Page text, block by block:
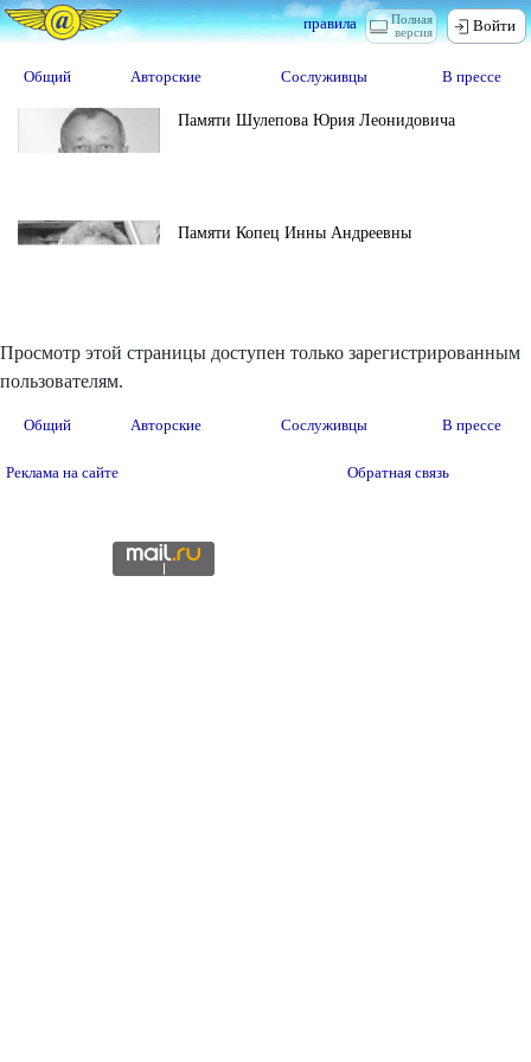
Полная
версия
правила Войти
Общий Авторские Сослуживцы В прессе
Памяти Шулепова Юрия Леонидовича
Памяти Копец Инны Андреевны
Просмотр этой страницы доступен только зарегистрированным
пользователям.
Общий Авторские Сослуживцы В прессе
Реклама на сайте Обратная связь